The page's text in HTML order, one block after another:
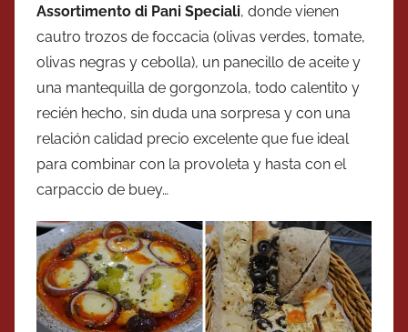
Assortimento di Pani Speciali, donde vienen
cautro trozos de foccacia (olivas verdes, tomate,
olivas negras y cebolla), un panecillo de aceite y
una mantequilla de gorgonzola, todo calentito y
recién hecho, sin duda una sorpresa y con una
relación calidad precio excelente que fue ideal
para combinar con la provoleta y hasta con el
carpaccio de buey…